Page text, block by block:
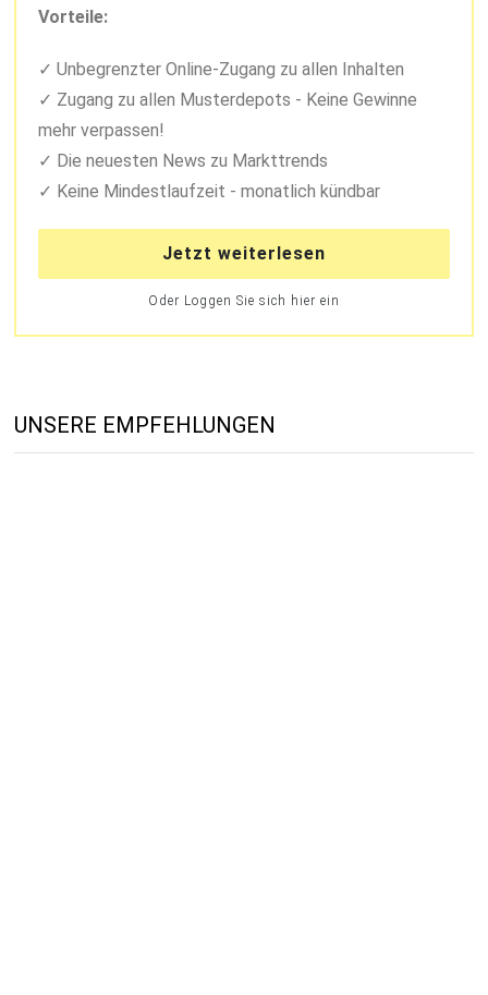
Vorteile:
Unbegrenzter Online-Zugang zu allen Inhalten
Zugang zu allen Musterdepots - Keine Gewinne
mehr verpassen!
Die neuesten News zu Markttrends
Keine Mindestlaufzeit - monatlich kündbar
Jetzt weiterlesen
Oder Loggen Sie sich hier ein
UNSERE EMPFEHLUNGEN